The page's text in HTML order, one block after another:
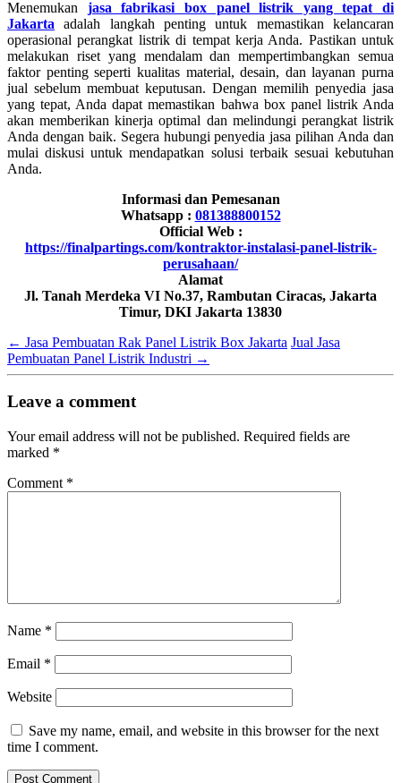
Menemukan jasa fabrikasi box panel listrik yang tepat di
Jakarta adalah langkah penting untuk memastikan kelancaran
operasional perangkat listrik di tempat kerja Anda. Pastikan untuk
melakukan riset yang mendalam dan mempertimbangkan semua
faktor penting seperti kualitas material, desain, dan layanan purna
jual sebelum membuat keputusan. Dengan memilih penyedia jasa
yang tepat, Anda dapat memastikan bahwa box panel listrik Anda
akan memberikan kinerja optimal dan melindungi perangkat listrik
Anda dengan baik. Segera hubungi penyedia jasa pilihan Anda dan
mulai diskusi untuk mendapatkan solusi terbaik sesuai kebutuhan
Anda.
Informasi dan Pemesanan
Whatsapp : 081388800152
Official Web :
https://finalpartings.com/kontraktor-instalasi-panel-listrik-
perusahaan/
Alamat
Jl. Tanah Merdeka VI No.37, Rambutan Ciracas, Jakarta
Timur, DKI Jakarta 13830
← Jasa Pembuatan Rak Panel Listrik Box Jakarta Jual Jasa
Pembuatan Panel Listrik Industri →
Leave a comment
Your email address will not be published. Required fields are
marked *
Comment *
Name *
Email *
Website
Save my name, email, and website in this browser for the next
time I comment.